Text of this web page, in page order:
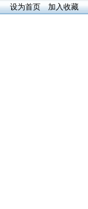
设为首页 加入收藏